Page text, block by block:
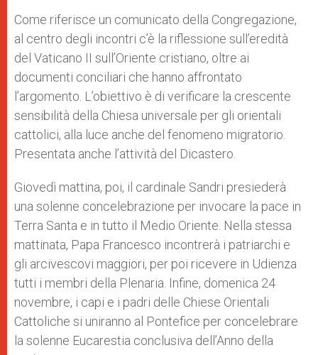
Come riferisce un comunicato della Congregazione,
al centro degli incontri c’è la riflessione sull’eredità
del Vaticano II sull’Oriente cristiano, oltre ai
documenti conciliari che hanno affrontato
l’argomento. L’obiettivo è di verificare la crescente
sensibilità della Chiesa universale per gli orientali
cattolici, alla luce anche del fenomeno migratorio.
Presentata anche l’attività del Dicastero.
Giovedì mattina, poi, il cardinale Sandri presiederà
una solenne concelebrazione per invocare la pace in
Terra Santa e in tutto il Medio Oriente. Nella stessa
mattinata, Papa Francesco incontrerà i patriarchi e
gli arcivescovi maggiori, per poi ricevere in Udienza
tutti i membri della Plenaria. Infine, domenica 24
novembre, i capi e i padri delle Chiese Orientali
Cattoliche si uniranno al Pontefice per concelebrare
la solenne Eucarestia conclusiva dell’Anno della